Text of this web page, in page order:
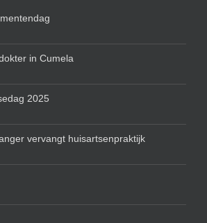
in Cumela
2025
vervangt huisartsenpraktijk